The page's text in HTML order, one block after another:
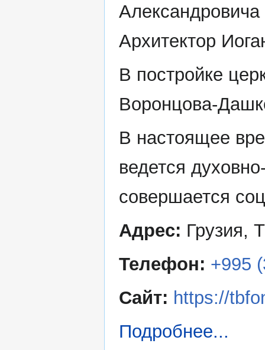
Архитектор
В постройке
Воронцова-
В настоящее
ведется
совершается
Адрес: Грузия,
Телефон: +995
Сайт: https://
Подробнее...